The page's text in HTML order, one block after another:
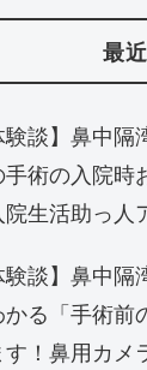
最
験談】鼻中
手術の入院時
生活助っ人
験談】鼻中
かる「手術前
！鼻用カメ